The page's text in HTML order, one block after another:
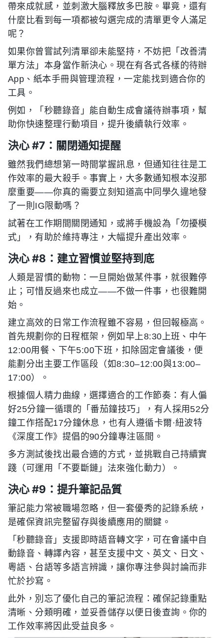
帶來成就感，並刺激大腦釋放多巴胺。畢竟，還有
什麼比看到每一項都被勾選完成的清單更令人滿足
呢？
如果你曾嘗試列清單卻未能堅持，不妨把「改善清
單方法」本身當作新決心。現在有各式各樣的待辦
App、紙本手冊與管理流程，一定能找到適合你的
工具。
例如，「秒聽錄音」能自動生成會議待辦事項，幫
助你快速整理行動項目，提升後續執行效率。
決心 #7：關閉通知提醒
雖然我們總想第一時間掌握訊息，但通知往往是工
作效率的最大殺手。事實上，大多數通知根本沒那
麼重要——你真的需要立刻知道高中同學久違地發
了一則IG限動嗎？
試著在工作期間關閉通知，或將手機設為「勿擾模
式」，有助於維持專注，大幅提升產出效率。
決心 #8：建立習慣並堅持到底
人類是習慣的動物：一旦開始做某件事，就很難停
止；可惜反過來也成立——不做一件事，也很難開
始。
建立高效的日常工作流程雖不容易，但回報極高。
首先規劃你的日程框架，例如早上8:30上班、中午
12:00用餐、下午5:00下班，扣除固定會議後，便
能劃分出主要工作區段（如8:30–12:00與13:00–
17:00）。
根據個人精力曲線，選擇適合的工作節奏：有人偏
好25分鐘一循環的「番茄鐘技巧」，有人採用52分
鐘工作搭配17分鐘休息，也有人遵循卡爾·紐波特
《深度工作》提倡的90分鐘專注區間。
多方測試後找出最合適的方式，並挑戰自己持續實
踐（可運用「不要斷鏈」法來強化動力）。
決心 #9：提升筆記品質
筆記能力常被職場忽略，但一套優秀的記錄系統，
是確保資訊完整留存與後續應用的關鍵。
「秒聽錄音」支援即時語音轉文字，可在會議中自
動錄音、轉譯內容，甚至支援中文、英文、日文、
粵語、台語等多語言辨識，讓你專注參與討論而非
忙於抄寫。
此外，別忘了優化自己的筆記流程：確保記錄重點
清晰、分類明確，並妥善儲存以便日後查詢。你的
工作效率將因此受益良多。